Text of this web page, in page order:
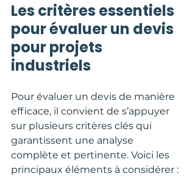
Les critères essentiels
pour évaluer un devis
pour projets
industriels
Pour évaluer un devis de manière
efficace, il convient de s’appuyer
sur plusieurs critères clés qui
garantissent une analyse
complète et pertinente. Voici les
principaux éléments à considérer :